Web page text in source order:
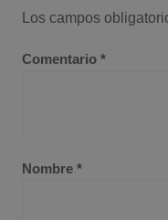
Los campos
Comentario *
Nombre *